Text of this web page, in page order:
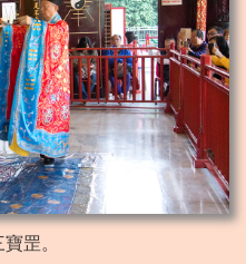
罡。